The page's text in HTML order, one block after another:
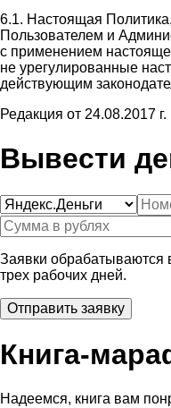
6.1. Настоящая
Пользователем и
с применением
не урегулированные
действующим
Редакция от 24.08.2017 г.
Вывести
Заявки
трех рабочих дней.
Книга-
Надеемся, книга вам